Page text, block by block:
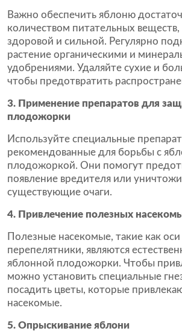
Важно обеспечить яблоню
количеством питательных
здоровой и сильной. Регулярно
растение органическими и
удобрениями. Удаляйте сухие и
чтобы предотвратить
3. Применение препаратов для
плодожорки
Используйте специальные
рекомендованные для борьбы с
плодожоркой. Они помогут
появление вредителя или
существующие очаги.
4. Привлечение полезных
Полезные насекомые, такие как оси
перепелятники, являются
яблонной плодожорки. Чтобы
можно установить специальные
посадить цветы, которые
насекомые.
5. Опрыскивание яблони